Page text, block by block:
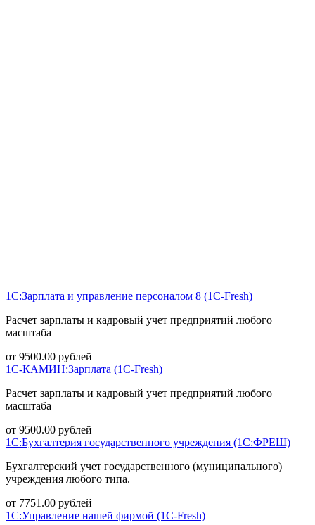
1С:Зарплата и управление персоналом 8 (1С-Fresh)
Расчет зарплаты и кадровый учет предприятий любого
масштаба
от 9500.00 рублей
1С-КАМИН:Зарплата (1С-Fresh)
Расчет зарплаты и кадровый учет предприятий любого
масштаба
от 9500.00 рублей
1С:Бухгалтерия государственного учреждения (1С:ФРЕШ)
Бухгалтерский учет государственного (муниципального)
учреждения любого типа.
от 7751.00 рублей
1С:Управление нашей фирмой (1С-Fresh)